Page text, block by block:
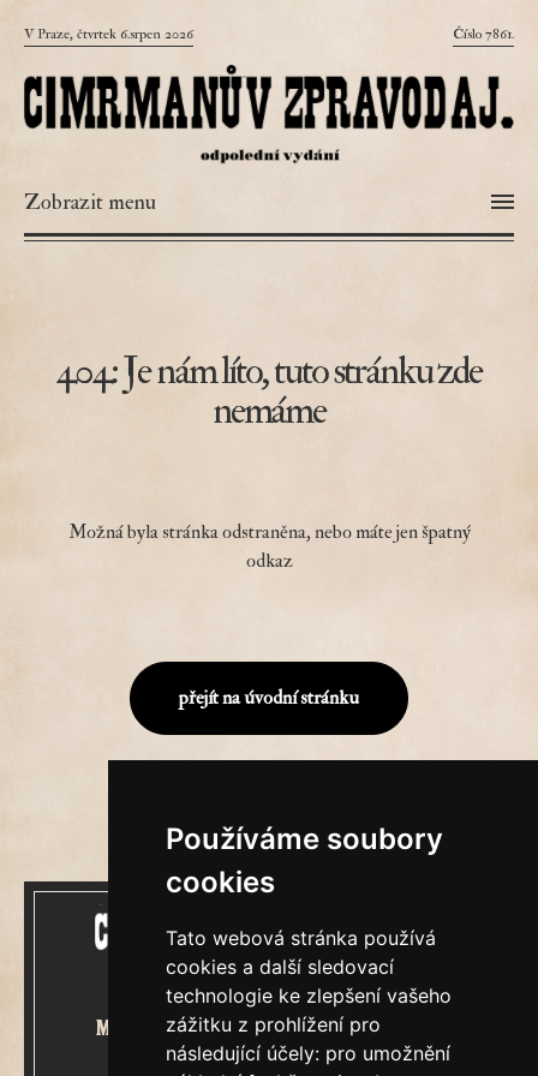
Používáme soubory
cookies
Tato webová stránka používá
cookies a další sledovací
technologie ke zlepšení vašeho
zážitku z prohlížení pro
následující účely: pro umožnění
V Praze, čtvrtek 6.srpen 2026 Číslo 7861.
Zobrazit menu
404: Je nám líto, tuto stránku zde
nemáme
Možná byla stránka odstraněna, nebo máte jen špatný
odkaz
přejít na úvodní stránku
Mecenášem Cimrmanova Zpravodaje
je společnost